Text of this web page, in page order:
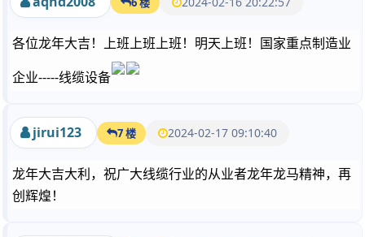
各位龙年大吉！上班上班上班！明天上班！国家重点制造业
企业-----线缆设备
jirui123 7 楼 2024-02-17 09:10:40
龙年大吉大利，祝广大线缆行业的从业者龙年龙马精神，再
创辉煌！